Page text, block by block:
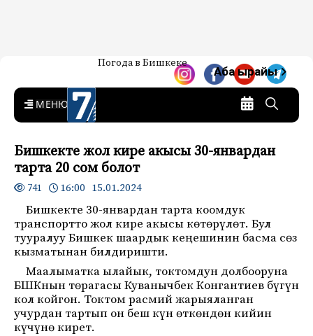
7-канал. Жаңылыктар —
Кыргызстан
Жаңылыктар — Кыргызстан
Погода в Бишкеке
Аба ырайы
MENU
Бишкекте жол кире акысы 30-январдан
тарта 20 сом болот
741 16:00 15.01.2024
Бишкекте 30-январдан тарта коомдук
транспортто жол кире акысы көтөрүлөт. Бул
тууралуу Бишкек шаардык кеңешинин басма сөз
кызматынан билдиришти.
Маалыматка ылайык, токтомдун долбооруна
БШКнын төрагасы Куванычбек Конгантиев бүгүн
кол койгон. Токтом расмий жарыяланган
учурдан тартып он беш күн өткөндөн кийин
күчүнө кирет.